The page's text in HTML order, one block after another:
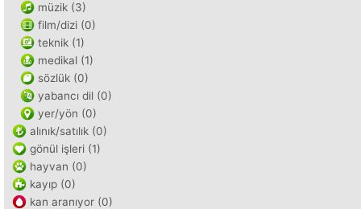
müzik (3)
film/dizi (0)
teknik (1)
medikal (1)
sözlük (0)
yabancı dil (0)
yer/yön (0)
alınık/satılık (0)
gönül işleri (1)
hayvan (0)
kayıp (0)
kan aranıyor (0)